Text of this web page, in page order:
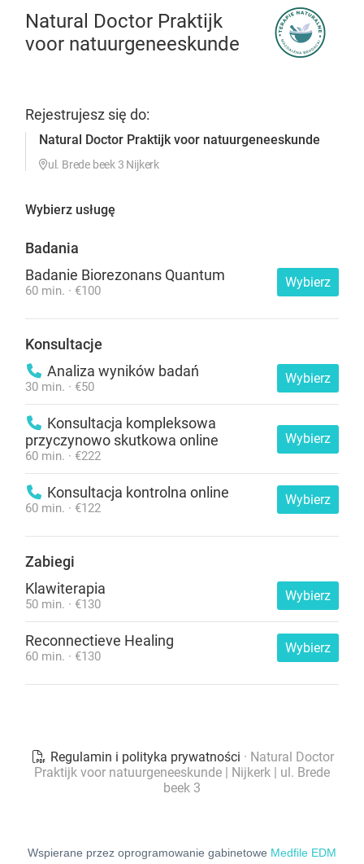
Wspierane przez oprogramowanie gabinetowe Medfile EDM